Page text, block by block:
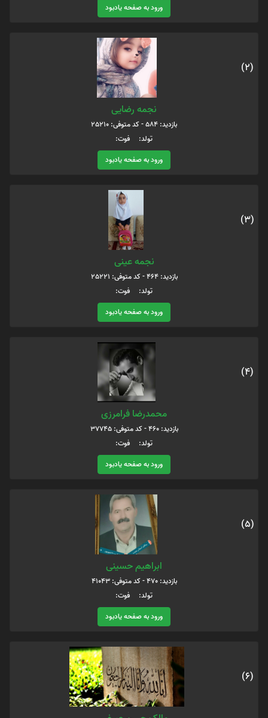
ورود به صفحه یادبود
(2)
نجمه رضایی
بازدید: 584 - کد متوفی: 25210
تولد: فوت:
ورود به صفحه یادبود
(3)
نجمه عینی
بازدید: 464 - کد متوفی: 25221
تولد: فوت:
ورود به صفحه یادبود
(4)
محمدرضا فرامرزی
بازدید: 460 - کد متوفی: 37745
تولد: فوت:
ورود به صفحه یادبود
(5)
ابراهیم حسینی
بازدید: 470 - کد متوفی: 41043
تولد: فوت:
ورود به صفحه یادبود
(6)